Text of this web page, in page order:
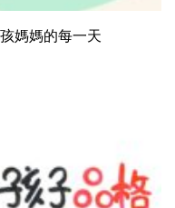
媽媽的每一天